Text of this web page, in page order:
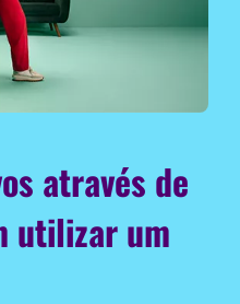
através de
utilizar um